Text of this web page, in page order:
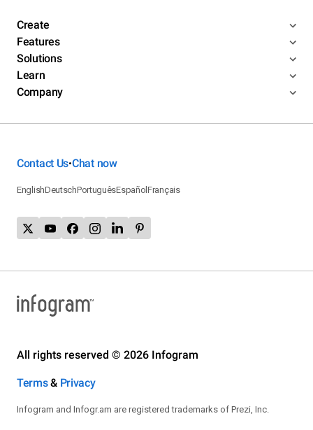
Create
Features
Solutions
Learn
Company
Contact Us•Chat now
EnglishDeutschPortuguêsEspañolFrançais
All rights reserved © 2026 Infogram
Terms& Privacy
Infogram and Infogr.am are registered trademarks of Prezi, Inc.